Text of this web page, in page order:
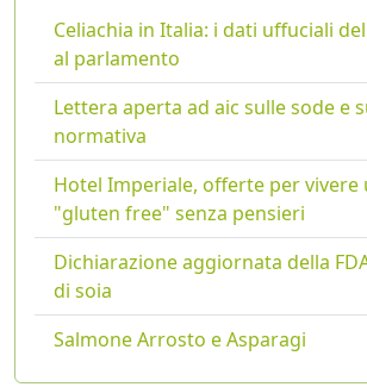
Celiachia in Italia: i dati uffuciali
al parlamento
Lettera aperta ad aic sulle sode e
normativa
Hotel Imperiale, offerte per vivere
"gluten free" senza pensieri
Dichiarazione aggiornata della
di soia
Salmone Arrosto e Asparagi